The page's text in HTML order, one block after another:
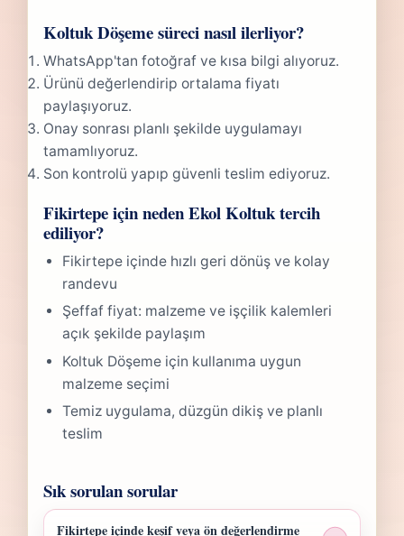
Koltuk Döşeme süreci nasıl ilerliyor?
WhatsApp'tan fotoğraf ve kısa bilgi alıyoruz.
Ürünü değerlendirip ortalama fiyatı
paylaşıyoruz.
Onay sonrası planlı şekilde uygulamayı
tamamlıyoruz.
Son kontrolü yapıp güvenli teslim ediyoruz.
Fikirtepe için neden Ekol Koltuk tercih
ediliyor?
Fikirtepe içinde hızlı geri dönüş ve kolay
randevu
Şeffaf fiyat: malzeme ve işçilik kalemleri
açık şekilde paylaşım
Koltuk Döşeme için kullanıma uygun
malzeme seçimi
Temiz uygulama, düzgün dikiş ve planlı
teslim
Sık sorulan sorular
Fikirtepe içinde keşif veya ön değerlendirme